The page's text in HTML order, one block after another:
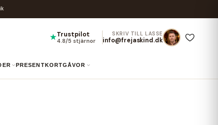
★Trustpilot
4.8/5 stjärnor
SKRIV TILL LASSE
info@frejaskind.dk
PRESENTKORT GÅVOR